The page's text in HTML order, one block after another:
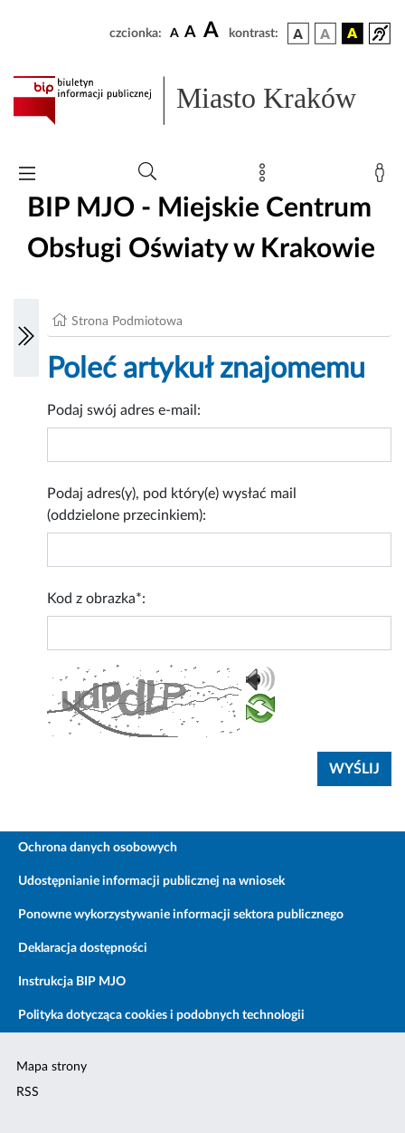
czcionka: A A A kontrast:
Miasto Kraków
BIP MJO - Miejskie Centrum
Obsługi Oświaty w Krakowie
Strona Podmiotowa
Poleć artykuł znajomemu
Podaj swój adres e-mail:
Podaj adres(y), pod który(e) wysłać mail
(oddzielone przecinkiem):
Kod z obrazka*:
Ochrona danych osobowych
Udostępnianie informacji publicznej na wniosek
Ponowne wykorzystywanie informacji sektora publicznego
Deklaracja dostępności
Instrukcja BIP MJO
Polityka dotycząca cookies i podobnych technologii
Mapa strony
RSS